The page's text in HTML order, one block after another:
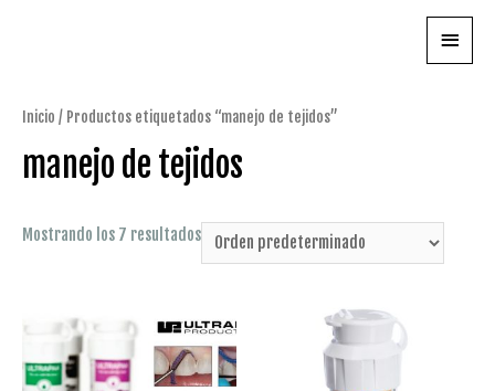
Menú
Inicio / Productos etiquetados “manejo de tejidos”
manejo de tejidos
Mostrando los 7 resultados